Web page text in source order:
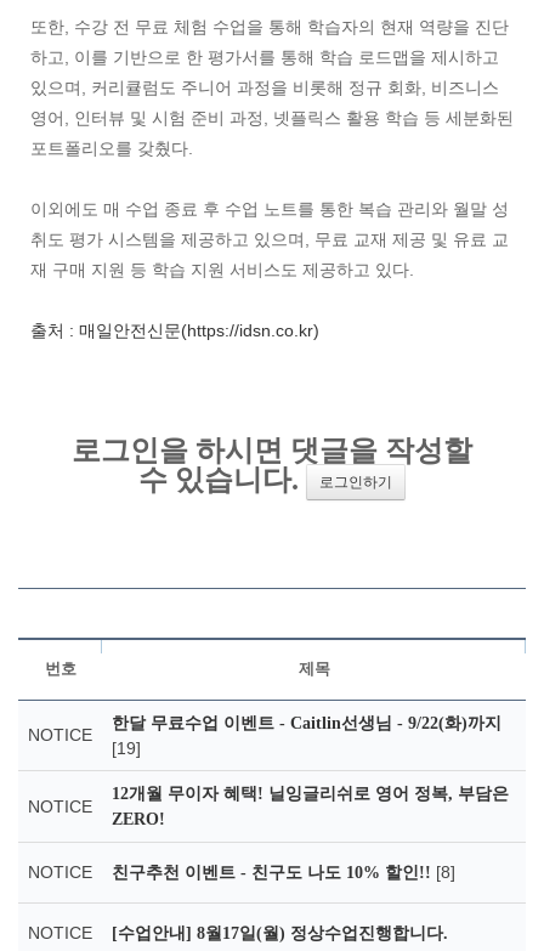
또한, 수강 전 무료 체험 수업을 통해 학습자의 현재 역량을 진단
하고, 이를 기반으로 한 평가서를 통해 학습 로드맵을 제시하고
있으며, 커리큘럼도 주니어 과정을 비롯해 정규 회화, 비즈니스
영어, 인터뷰 및 시험 준비 과정, 넷플릭스 활용 학습 등 세분화된
포트폴리오를 갖췄다.
이외에도 매 수업 종료 후 수업 노트를 통한 복습 관리와 월말 성
취도 평가 시스템을 제공하고 있으며, 무료 교재 제공 및 유료 교
재 구매 지원 등 학습 지원 서비스도 제공하고 있다.
출처 : 매일안전신문(https://idsn.co.kr)